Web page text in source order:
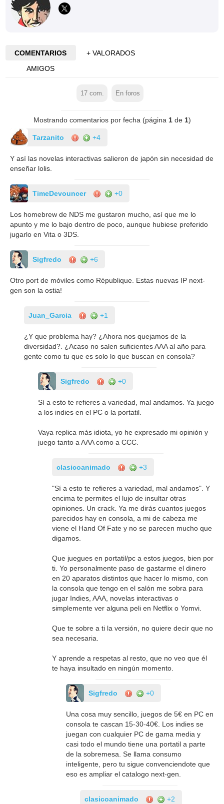
COMENTARIOS
+ VALORADOS
AMIGOS
17com. En foros
Mostrando comentarios por fecha (página 1de 1)
Tarzanito +4
Y así las novelas interactivas salieron de japón sin necesidad de
enseñar lolis.
TimeDevouncer +0
Los homebrew de NDS me gustaron mucho, así que me lo
apunto y me lo bajo dentro de poco, aunque hubiese preferido
jugarlo en Vita o 3DS.
Sigfredo +6
Otro port de móviles como République. Estas nuevas IP next-
gen son la ostia!
Juan_Garcia +1
¿Y que problema hay? ¿Ahora nos quejamos de la
diversidad?. ¿Acaso no salen suficientes AAA al año para
gente como tu que es solo lo que buscan en consola?
Sigfredo +0
Sí a esto te refieres a variedad, mal andamos. Ya juego
a los indies en el PC o la portatil.
Vaya replica más idiota, yo he expresado mi opinión y
juego tanto a AAA como a CCC.
clasicoanimado +3
"Sí a esto te refieres a variedad, mal andamos". Y
encima te permites el lujo de insultar otras
opiniones. Un crack. Ya me dirás cuantos juegos
parecidos hay en consola, a mi de cabeza me
viene el Hand Of Fate y no se parecen mucho que
digamos.
Que juegues en portatil/pc a estos juegos, bien por
ti. Yo personalmente paso de gastarme el dinero
en 20 aparatos distintos que hacer lo mismo, con
la consola que tengo en el salón me sobra para
jugar Indies, AAA, novelas interactivas o
simplemente ver alguna peli en Netflix o Yomvi.
Que te sobre a ti la versión, no quiere decir que no
sea necesaria.
Y aprende a respetas al resto, que no veo que él
te haya insultado en ningún momento.
Sigfredo +0
Una cosa muy sencillo, juegos de 5€ en PC en
consola te cascan 15-30-40€. Los indies se
juegan con cualquier PC de gama media y
casi todo el mundo tiene una portatil a parte
de la sobremesa. Se llama consumo
inteligente, pero tu sigue convenciendote que
eso es ampliar el catalogo next-gen.
clasicoanimado +2